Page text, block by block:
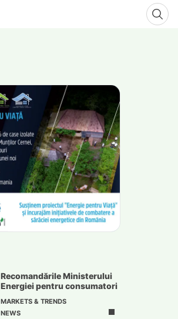
Recomandările Ministerului
Energiei pentru consumatori
MARKETS & TRENDS
NEWS